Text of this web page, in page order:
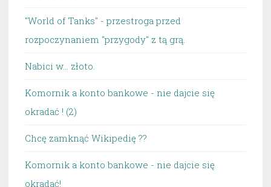
"World of Tanks" - przestroga przed
rozpoczynaniem "przygody" z tą grą.
Nabici w... złoto.
Komornik a konto bankowe - nie dajcie się
okradać ! (2)
Chcę zamknąć Wikipedię ??
Komornik a konto bankowe - nie dajcie się
okradać!